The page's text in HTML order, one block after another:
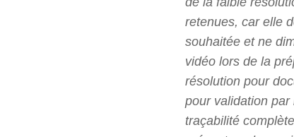
retenues, car elle
souhaitée et ne
vidéo lors de la
résolution pour
pour validation par
traçabilité